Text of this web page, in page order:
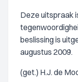
Deze uitspraak
beslissing is
augustus 2009.
(get.) H.J. de